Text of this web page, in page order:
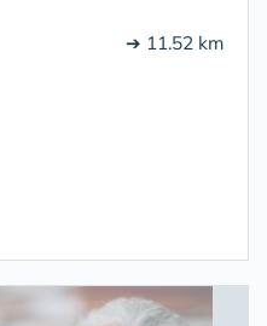
➔ 11.52 km